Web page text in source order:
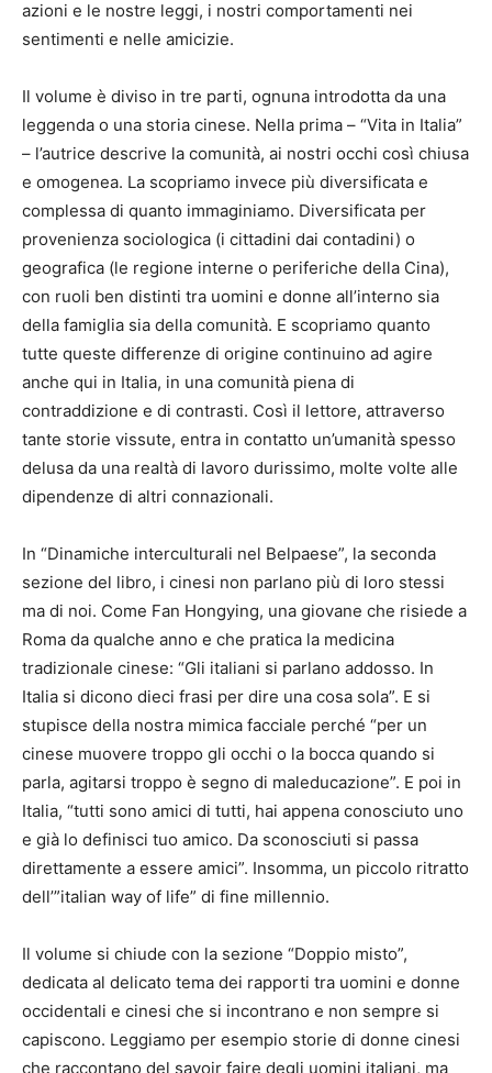
azioni e le nostre leggi, i nostri comportamenti nei
sentimenti e nelle amicizie.
Il volume è diviso in tre parti, ognuna introdotta da una
leggenda o una storia cinese. Nella prima – “Vita in Italia”
– l’autrice descrive la comunità, ai nostri occhi così chiusa
e omogenea. La scopriamo invece più diversificata e
complessa di quanto immaginiamo. Diversificata per
provenienza sociologica (i cittadini dai contadini) o
geografica (le regione interne o periferiche della Cina),
con ruoli ben distinti tra uomini e donne all’interno sia
della famiglia sia della comunità. E scopriamo quanto
tutte queste differenze di origine continuino ad agire
anche qui in Italia, in una comunità piena di
contraddizione e di contrasti. Così il lettore, attraverso
tante storie vissute, entra in contatto un’umanità spesso
delusa da una realtà di lavoro durissimo, molte volte alle
dipendenze di altri connazionali.
In “Dinamiche interculturali nel Belpaese”, la seconda
sezione del libro, i cinesi non parlano più di loro stessi
ma di noi. Come Fan Hongying, una giovane che risiede a
Roma da qualche anno e che pratica la medicina
tradizionale cinese: “Gli italiani si parlano addosso. In
Italia si dicono dieci frasi per dire una cosa sola”. E si
stupisce della nostra mimica facciale perché “per un
cinese muovere troppo gli occhi o la bocca quando si
parla, agitarsi troppo è segno di maleducazione”. E poi in
Italia, “tutti sono amici di tutti, hai appena conosciuto uno
e già lo definisci tuo amico. Da sconosciuti si passa
direttamente a essere amici”. Insomma, un piccolo ritratto
dell’”italian way of life” di fine millennio.
Il volume si chiude con la sezione “Doppio misto”,
dedicata al delicato tema dei rapporti tra uomini e donne
occidentali e cinesi che si incontrano e non sempre si
capiscono. Leggiamo per esempio storie di donne cinesi
che raccontano del savoir faire degli uomini italiani, ma